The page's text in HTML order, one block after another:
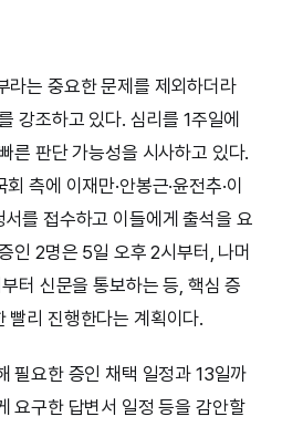
라는 중요한 문제를 제외하더라
강조하고 있다. 심리를 1주일에
른 판단 가능성을 시사하고 있다.
측에 이재만·안봉근·윤전추·이
를 접수하고 이들에게 출석을 요
인 2명은 5일 오후 2시부터, 나머
터 신문을 통보하는 등, 핵심 증
빨리 진행한다는 계획이다.
필요한 증인 채택 일정과 13일까
요구한 답변서 일정 등을 감안할